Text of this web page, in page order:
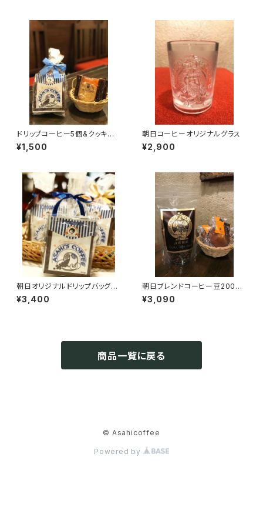
ドリップコーヒー5個&クッキー5
個【自分にごほうび】
¥1,500
朝日コーヒーオリジナルグラス
¥2,900
朝日オリジナルドリップバッグ
20個
¥3,400
朝日ブレンドコーヒー豆200g&
マドレーヌ3個【自分にごほう
び】
¥3,090
商品一覧に戻る
© Asahicoffee
Powered by